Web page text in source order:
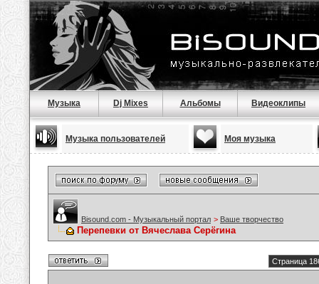
Музыка Dj Mixes Альбомы Видеоклипы
Музыка пользователей Моя музыка
Bisound.com - Музыкальный портал > Ваше творчество
Перепевки от Вячеслава Серёгина
Страница